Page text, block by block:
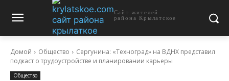
Сайт жителей
района Крылатское
Домой Общество
Сергунина: «Техноград» на ВДНХ представил
подкаст о трудоустройстве и планировании карьеры
Общество